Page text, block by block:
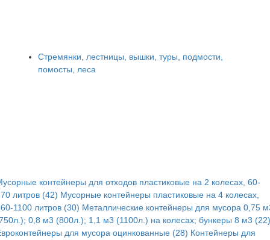
Стремянки, лестницы, вышки, туры, подмости,
помосты, леса
контейнеры для отходов пластиковые на 2 колесах, 60-
литров (42) Мусорные контейнеры пластиковые на 4 колесах,
1100 литров (30) Металлические контейнеры для мусора 0,75
0,8 м3 (800л.); 1,1 м3 (1100л.) на колесах; бункеры 8 м3 (22)
для мусора оцинкованные (28) Контейнеры для